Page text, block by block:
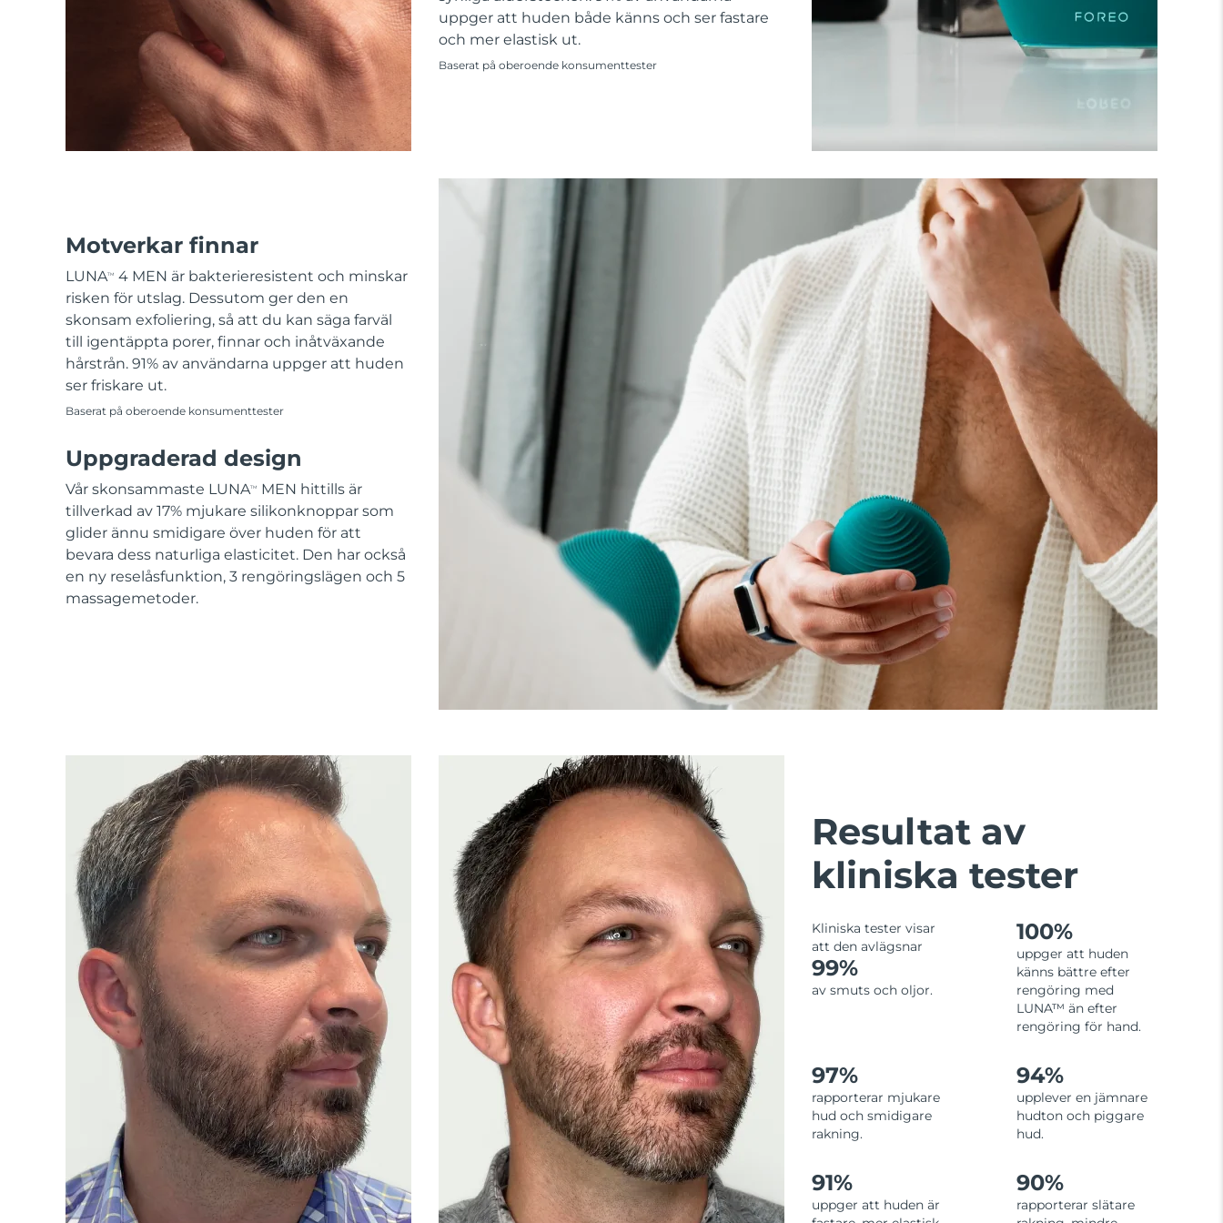
uppger att huden både känns och ser fastare
och mer elastisk ut.
Baserat på oberoende konsumenttester
Motverkar finnar
LUNATM
4 MEN är bakterieresistent och minskar
risken för utslag. Dessutom ger den en
skonsam exfoliering, så att du kan säga farväl
till igentäppta porer, finnar och inåtväxande
hårstrån. 91% av användarna uppger att huden
ser friskare ut.
Baserat på oberoende konsumenttester
Uppgraderad design
Vår skonsammaste LUNATM
MEN hittills är
tillverkad av 17% mjukare silikonknoppar som
glider ännu smidigare över huden för att
bevara dess naturliga elasticitet. Den har också
en ny reselåsfunktion, 3 rengöringslägen och 5
massagemetoder.
Resultat av
kliniska tester
Kliniska tester visar
att den avlägsnar
99%
av smuts och oljor.
100%
uppger att huden
känns bättre efter
rengöring med
LUNA™ än efter
rengöring för hand.
97%
rapporterar mjukare
hud och smidigare
rakning.
94%
upplever en jämnare
hudton och piggare
hud.
91%
uppger att huden är
90%
rapporterar slätare
All acne treatment devices
All revitalizing eye massagers
KIWI™-hudvård
Advanced pore care essentials
For healthy hair
issa™ Teeth Whitening Gel
18% PAP
Man
OM FOREO